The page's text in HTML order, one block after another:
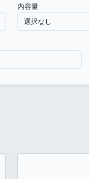
内容量